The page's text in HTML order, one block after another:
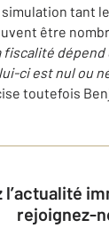
tant
être
fiscalité
ci est nul ou
toutefois
rejoignez-